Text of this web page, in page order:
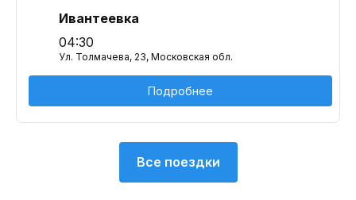
Ивантеевка
04:30
Ул. Толмачева, 23, Московская обл.
Подробнее
Все поездки